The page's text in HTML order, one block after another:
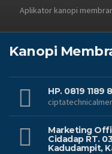
Aplikator kanopi
Kanopi
HP. 0819 1189
Marketing
Cidadap RT.
Kadudampit,